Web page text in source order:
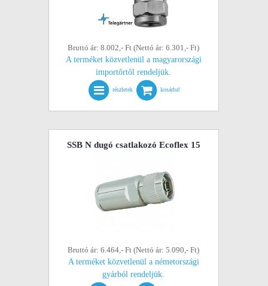
Bruttó ár: 8.002,- Ft (Nettó ár: 6.301,- Ft)
A terméket közvetlenül a magyarországi
importőrtől rendeljük.
részletek kosárba!
SSB N dugó csatlakozó Ecoflex 15
Bruttó ár: 6.464,- Ft (Nettó ár: 5.090,- Ft)
A terméket közvetlenül a németországi
gyárból rendeljük.